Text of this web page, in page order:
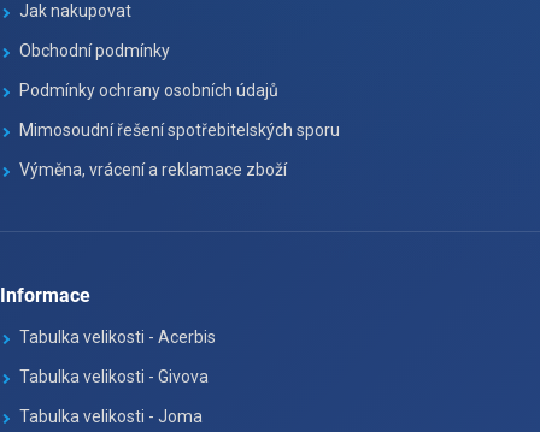
Jak nakupovat
Obchodní podmínky
Podmínky ochrany osobních údajů
Mimosoudní řešení spotřebitelských sporu
Výměna, vrácení a reklamace zboží
Informace
Tabulka velikosti - Acerbis
Tabulka velikosti - Givova
Tabulka velikosti - Joma